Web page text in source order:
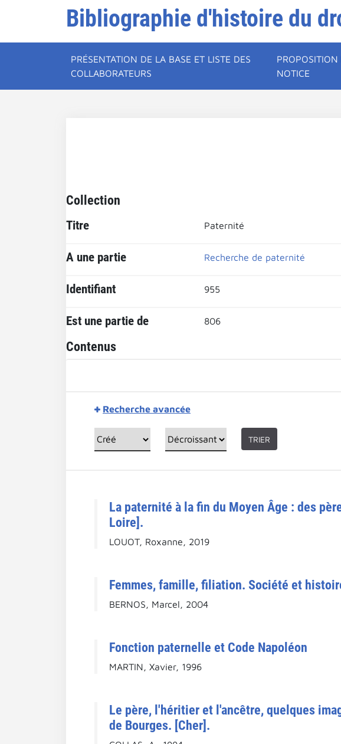
Bibliographie d'histoire du
PRÉSENTATION DE LA BASE ET LISTE DES
COLLABORATEURS
PROPOSITION
NOTICE
Collection
Titre Paternité
A une partie Recherche de paternité
Identifiant 955
Est une partie de 806
Contenus
Recherche avancée
TRIER
La paternité à la fin du Moyen Âge : des
Loire].
LOUOT, Roxanne, 2019
Femmes, famille, filiation. Société et
BERNOS, Marcel, 2004
Fonction paternelle et Code Napoléon
MARTIN, Xavier, 1996
Le père, l'héritier et l'ancêtre, quelques
de Bourges. [Cher].